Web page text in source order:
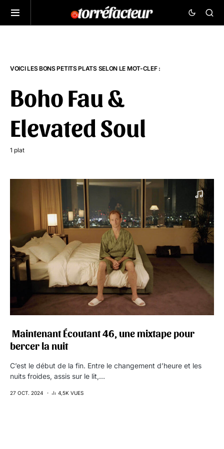
VOICI LES BONS PETITS PLATS SELON LE MOT-CLEF :
Boho Fau &
Elevated Soul
1 plat
‍️ Maintenant Écoutant 46, une mixtape pour
bercer la nuit
C’est le début de la fin. Entre le changement d’heure et les
nuits froides, assis sur le lit,…
27 OCT. 2024 4,5K VUES